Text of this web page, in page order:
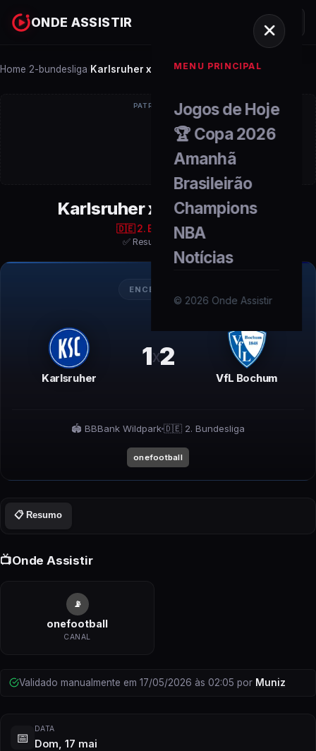
ONDE ASSISTIR
MENU PRINCIPAL
Jogos de Hoje
🏆 Copa 2026
Amanhã
Brasileirão
Champions
NBA
Notícias
© 2026 Onde Assistir
Home 2-bundesliga Karlsruher x VfL Bochum
PATROCÍNIO
Karlsruher x VfL Bochum
🇩🇪2. Bundesliga
✅ Resultado Final
ENCERRADO
Karlsruher
1x2
VfL Bochum
🏟️ BBBank Wildpark🇩🇪 2. Bundesliga
onefootball
📋 Resumo
📺Onde Assistir
📡
onefootball
CANAL
Validado manualmente em 17/05/2026 às 02:05 por Muniz
📅
DATA
Dom, 17 mai